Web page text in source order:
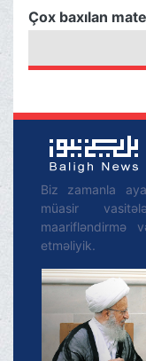
Çox baxılan
Biz zamanla
müasir
maarifləndirmə
etməliyik.